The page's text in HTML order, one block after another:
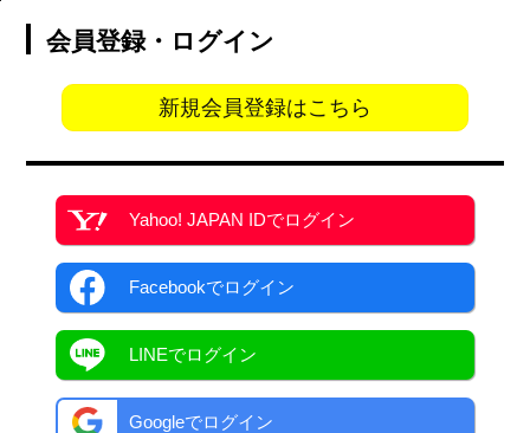
会員登録・ログイン
新規会員登録はこちら
Yahoo! JAPAN IDでログイン
Facebookでログイン
LINEでログイン
Googleでログイン